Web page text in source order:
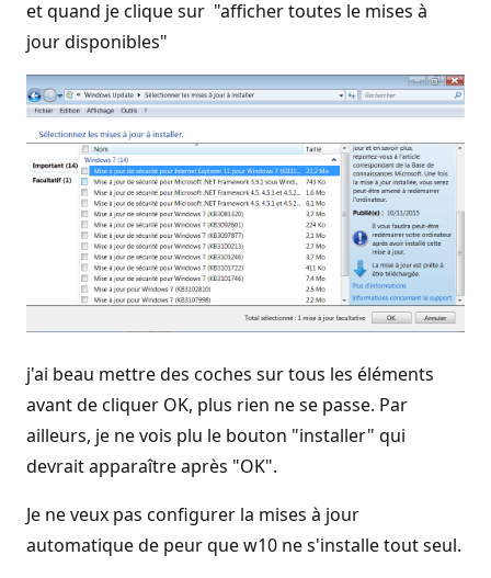
et quand je clique sur "afficher toutes le mises à
jour disponibles"
j'ai beau mettre des coches sur tous les éléments
avant de cliquer OK, plus rien ne se passe. Par
ailleurs, je ne vois plu le bouton "installer" qui
devrait apparaître après "OK".
Je ne veux pas configurer la mises à jour
automatique de peur que w10 ne s'installe tout seul.